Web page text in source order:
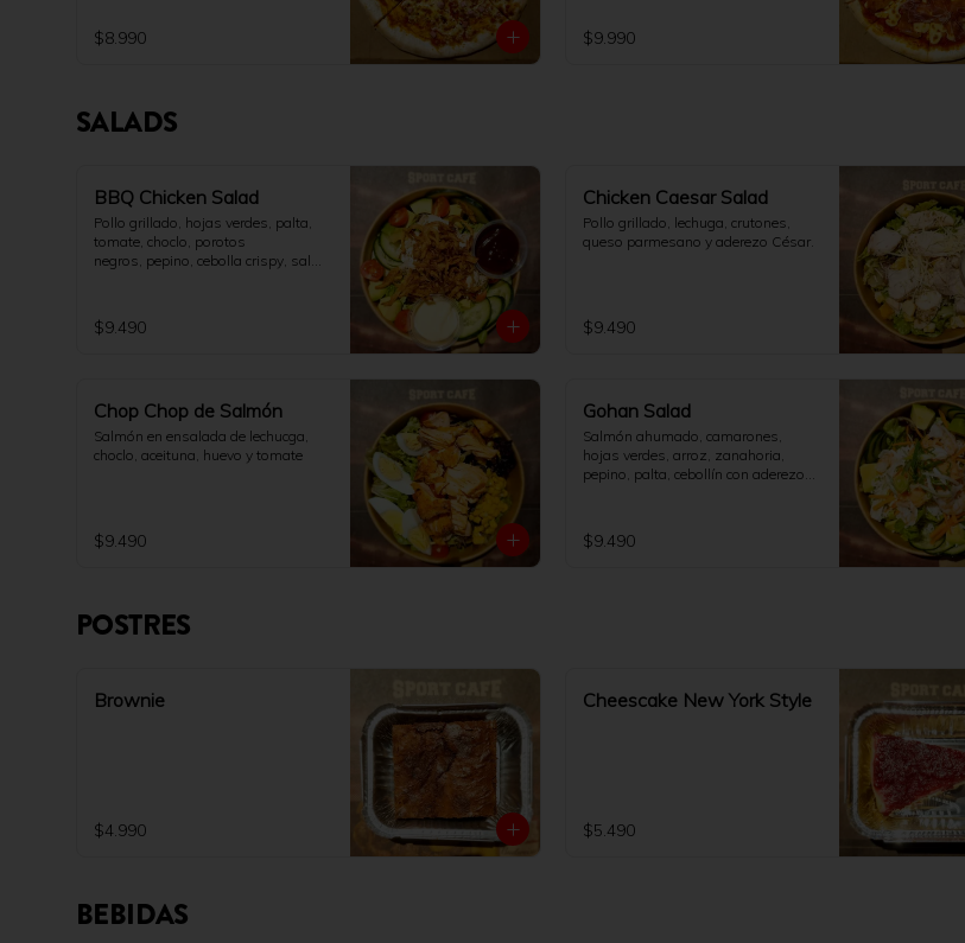
$8.990 $9.990
SALADS
BBQ Chicken Salad
Pollo grillado, hojas verdes, palta,
tomate, choclo, porotos
negros, pepino, cebolla crispy, salsa
$9.490
Chicken Caesar Salad
Pollo grillado, lechuga, crutones,
queso parmesano y aderezo César.
$9.490
Chop Chop de Salmón
Salmón en ensalada de lechucga,
choclo, aceituna, huevo y tomate
$9.490
Gohan Salad
Salmón ahumado, camarones,
hojas verdes, arroz, zanahoria,
pepino, palta, cebollín con aderezo
$9.490
POSTRES
Brownie
$4.990
Cheescake New York Style
$5.490
BEBIDAS